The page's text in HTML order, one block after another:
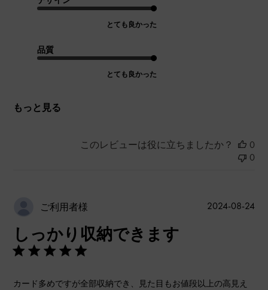
とても良かった
品質
とても良かった
もっと見る
このレビューは役に立ちましたか？
0
0
ご利用者様
しっかり収納できます
カード多めですが全部収納でき、見た目もお値段以上の高見え
公
2024-08-24